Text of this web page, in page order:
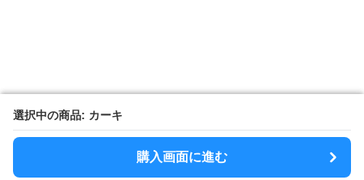
選択中の商品: カーキ
購入画面に進む
選択中の商品: カーキ
購入画面に進む